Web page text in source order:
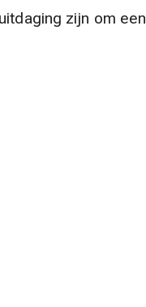
zijn om een